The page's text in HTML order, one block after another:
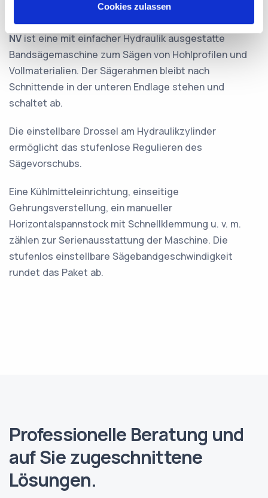
Cookies zulassen
Die Schwenkrahmen-MetallbandsägeOPTIsaw S 275
NV ist eine mit einfacher Hydraulik ausgestatte
Bandsägemaschine zum Sägen von Hohlprofilen und
Vollmaterialien. Der Sägerahmen bleibt nach
Schnittende in der unteren Endlage stehen und
schaltet ab.
Die einstellbare Drossel am Hydraulikzylinder
ermöglicht das stufenlose Regulieren des
Sägevorschubs.
Eine Kühlmitteleinrichtung, einseitige
Gehrungsverstellung, ein manueller
Horizontalspannstock mit Schnellklemmung u. v. m.
zählen zur Serienausstattung der Maschine. Die
stufenlos einstellbare Sägebandgeschwindigkeit
rundet das Paket ab.
Professionelle Beratung und
auf Sie zugeschnittene
Lösungen.